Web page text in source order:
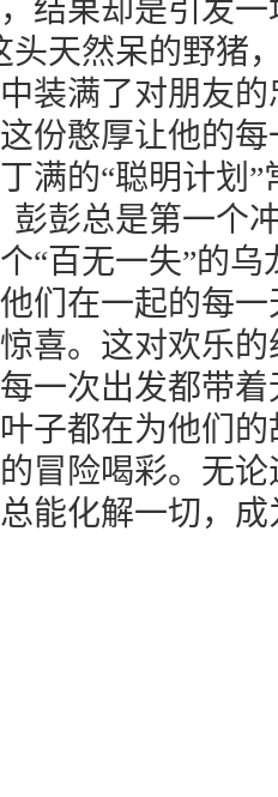
结果却是引发
头天然呆的野猪
装满了对朋友
份憨厚让他的
满的“聪明计划”
彭彭总是第一个
“百无一失”的
们在一起的每
喜。这对欢乐
一次出发都带
子都在为他们
冒险喝彩。无
能化解一切，